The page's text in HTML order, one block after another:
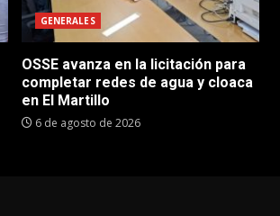
GENERALES
OSSE avanza en la licitación para
completar redes de agua y cloaca
en El Martillo
6 de agosto de 2026